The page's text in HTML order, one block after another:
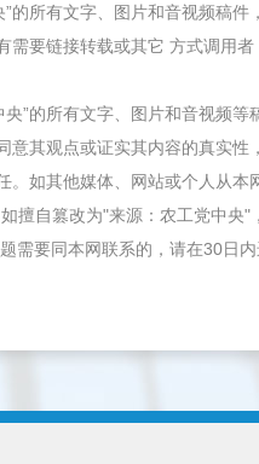
的所有文字、图片和音视频稿
需要链接转载或其它 方式调用
”的所有文字、图片和音视频
意其观点或证实其内容的真实
。如其他媒体、网站或个人从
擅自篡改为"来源：农工党中央"
需要同本网联系的，请在30日